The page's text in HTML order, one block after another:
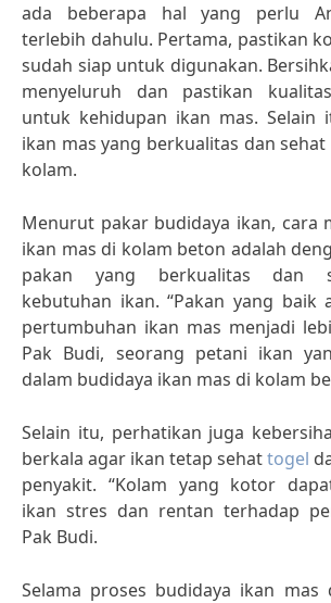
ada beberapa hal yang perlu
terlebih dahulu. Pertama, pastikan
sudah siap untuk digunakan.
menyeluruh dan pastikan
untuk kehidupan ikan mas. Selain
ikan mas yang berkualitas dan
kolam.
Menurut pakar budidaya ikan, cara
ikan mas di kolam beton adalah
pakan yang berkualitas dan
kebutuhan ikan. “Pakan yang baik
pertumbuhan ikan mas menjadi
Pak Budi, seorang petani ikan
dalam budidaya ikan mas di kolam
Selain itu, perhatikan juga
berkala agar ikan tetap sehattogel
penyakit. “Kolam yang kotor
ikan stres dan rentan terhadap
Pak Budi.
Selama proses budidaya ikan